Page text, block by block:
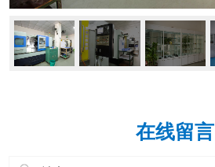
在线留言